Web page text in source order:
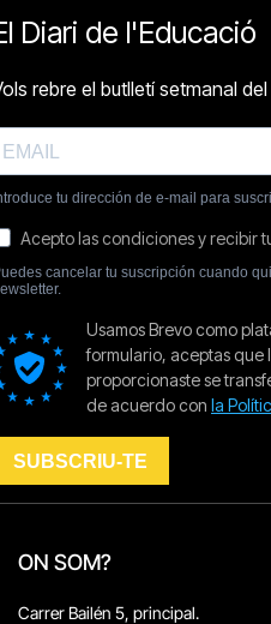
ON SOM?
Carrer Bailén 5, principal.